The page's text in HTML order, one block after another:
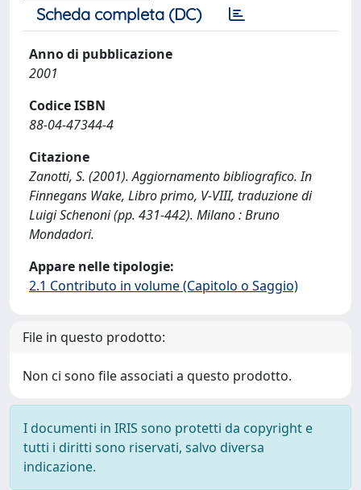
Scheda completa (DC)
Anno di pubblicazione
2001
Codice ISBN
88-04-47344-4
Citazione
Zanotti, S. (2001). Aggiornamento bibliografico. In
Finnegans Wake, Libro primo, V-VIII, traduzione di
Luigi Schenoni (pp. 431-442). Milano : Bruno
Mondadori.
Appare nelle tipologie:
2.1 Contributo in volume (Capitolo o Saggio)
File in questo prodotto:
Non ci sono file associati a questo prodotto.
I documenti in IRIS sono protetti da copyright e
tutti i diritti sono riservati, salvo diversa
indicazione.